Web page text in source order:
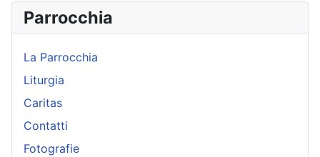
Parrocchia
La Parrocchia
Liturgia
Caritas
Contatti
Fotografie